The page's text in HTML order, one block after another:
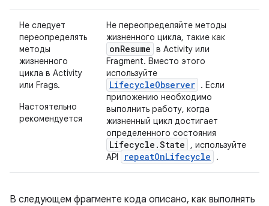
Не следует
переопределять
методы
жизненного
цикла в Activity
или Frags.
Настоятельно
рекомендуется
Не переопределяйте методы
жизненного цикла, такие как
onResume в Activity или
Fragment. Вместо этого
используйте
LifecycleObserver . Если
приложению необходимо
выполнить работу, когда
жизненный цикл достигает
определенного состояния
Lifecycle.State
, используйте
API
repeatOnLifecycle .
В следующем фрагменте кода описано, как выполнять